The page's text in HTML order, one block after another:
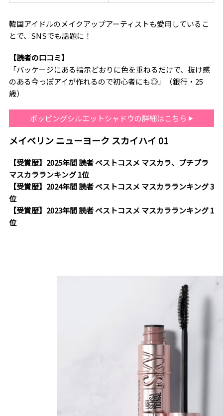
韓国アイドルのメイクアップアーティストも愛用しているこ
とで、SNSでも話題に！
【読者の口コミ】
「パッケージにある指示どおりに色を重ねるだけで、抜け感
のある今っぽアイが作れるので初心者にも◎」（銀行・25
歳）
ポッピングシルエットシャドウの詳細はこちら
メイベリン ニューヨーク スカイハイ 01
【受賞歴】2025年間 読者 ベストコスメ マスカラ、プチプラ
マスカラランキング 1位
【受賞歴】2024年間 読者 ベストコスメ マスカラランキング 3
位
【受賞歴】2023年間 読者 ベストコスメ マスカラランキング 1
位